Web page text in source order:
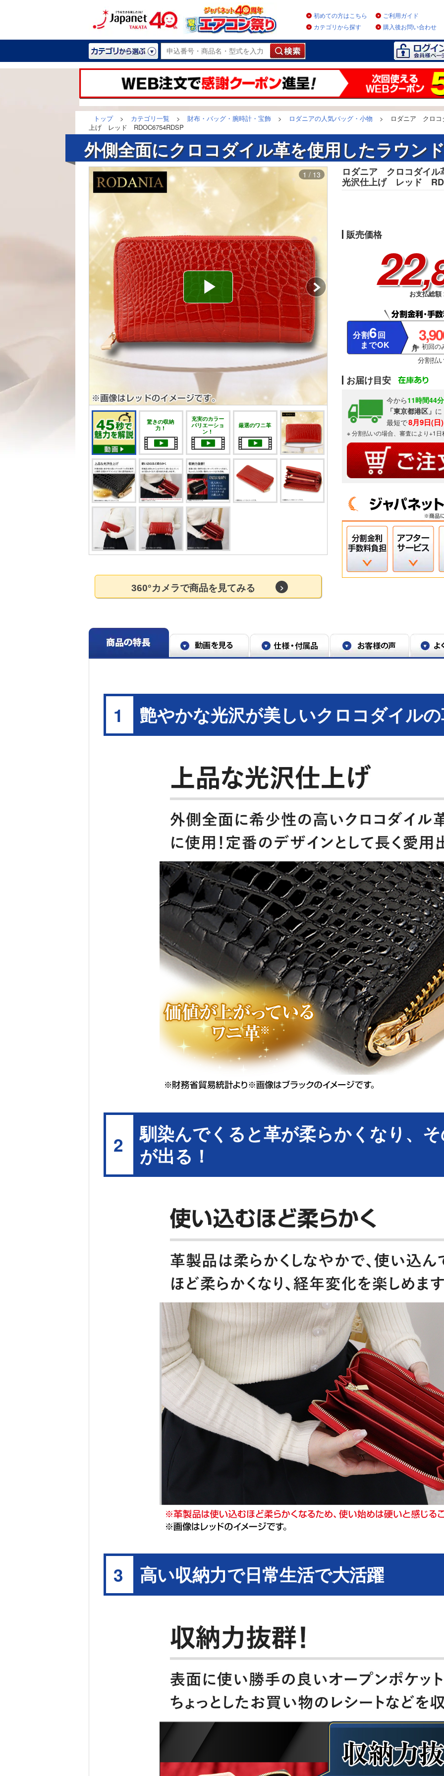
初めての方はこちら
ご利用ガイド
カテゴリから探す
購入後お問い合わせ
トップ > カテゴリ一覧 > 財布・バッグ・腕時計・宝飾 > ロダニアの人気バッグ・小物 >
ロダニア クロ
上げ レッド RDOC6754RDSP
外側全面にクロコダイル革を使用したラウン
1 / 13
驚きの収納
力！
充実のカラー
バリエーショ
ン！
厳選のワニ革
360°カメラで商品を見てみる
ロダニア クロコダイ
光沢仕上げ レッド
販売価格
22お支払総額
分割6回
までOK
※ 初回の
分割払
お届け目安
今から11時間44
「東京都港区」 に
最短で8月9日(日
※ 分割払いの場合、審査により+1
1 艶やかな光沢が美しいクロコダイル
2
馴染んでくると革が柔らかくなり、
が出る！
3 高い収納力で日常生活で大活躍